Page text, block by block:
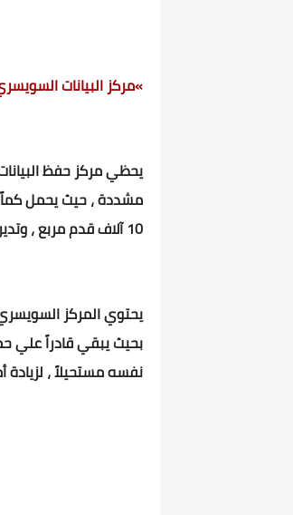
»مركز البيانات
مشددة ، حيث يحمل كماً
10 آلاف قدم مربع ، وتديره شركة ديلتاليس التي عرف المركز بإسمها .
يحتوي المركز
بحيث يبقي قادراً علي
نفسه مستحيلاً ، لزيادة